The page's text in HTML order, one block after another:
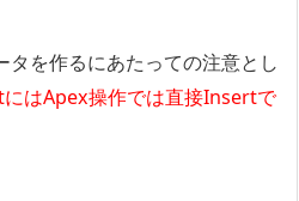
を作るにあたっての注意とし
はApex操作では直接Insertで